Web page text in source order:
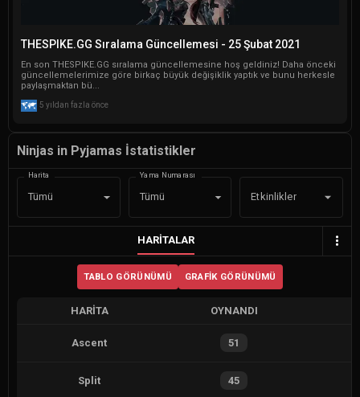
THESPIKE.GG Sıralama Güncellemesi - 25 Şubat 2021
En son THESPIKE.GG sıralama güncellemesine hoş geldiniz! Daha önceki
güncellemelerimize göre birkaç büyük değişiklik yaptık ve bunu herkesle
paylaşmaktan bü...
5 yıldan fazla önce
Ninjas in Pyjamas İstatistikler
Harita
Tümü
Yama Numarası
Tümü Etkinlikler
HARITALAR
TABLO GÖRÜNÜMÜ GRAFIK GÖRÜNÜMÜ
HARITA OYNANDI
Ascent 51
Split 45